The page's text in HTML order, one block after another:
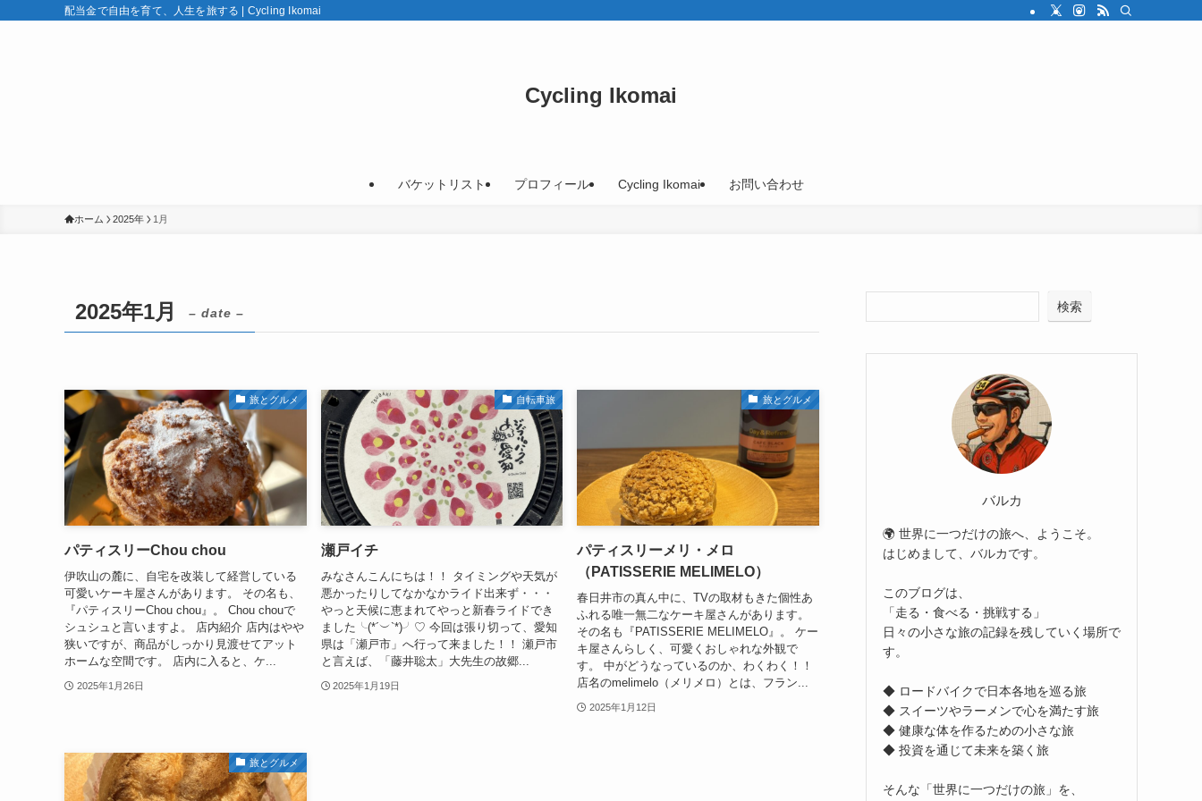
配当金で自由を育て、人生を旅する | Cycling Ikomai
Cycling Ikomai
バケットリスト プロフィール Cycling Ikomai お問い合わせ
ホーム 2025年 1月
2025年1月 – date –
旅とグルメ
パティスリーChou chou
伊吹山の麓に、自宅を改装して経営している
可愛いケーキ屋さんがあります。 その名も、
『パティスリーChou chou』。 Chou chouで
シュシュと言いますよ。 店内紹介 店内はやや
狭いですが、商品がしっかり見渡せてアット
ホームな空間です。 店内に入ると、ケ...
2025年1月26日
自転車旅
瀬戸イチ
みなさんこんにちは！！ タイミングや天気が
悪かったりしてなかなかライド出来ず・・・
やっと天候に恵まれてやっと新春ライドでき
ました╰(*´︶`*)╯♡ 今回は張り切って、愛知
県は「瀬戸市」へ行って来ました！！ 瀬戸市
と言えば、「藤井聡太」大先生の故郷...
2025年1月19日
旅とグルメ
パティスリーメリ・メロ
（PATISSERIE MELIMELO）
春日井市の真ん中に、TVの取材もきた個性あ
ふれる唯一無二なケーキ屋さんがあります。
その名も『PATISSERIE MELIMELO』。 ケー
キ屋さんらしく、可愛くおしゃれな外観で
す。 中がどうなっているのか、わくわく！！
店名のmelimelo（メリメロ）とは、フラン...
2025年1月12日
旅とグルメ
検索
バルカ
🌍 世界に一つだけの旅へ、ようこそ。
はじめまして、バルカです。
このブログは、
「走る・食べる・挑戦する」
日々の小さな旅の記録を残していく場所で
す。
◆ ロードバイクで日本各地を巡る旅
◆ スイーツやラーメンで心を満たす旅
◆ 健康な体を作るための小さな旅
◆ 投資を通じて未来を築く旅
そんな「世界に一つだけの旅」を、